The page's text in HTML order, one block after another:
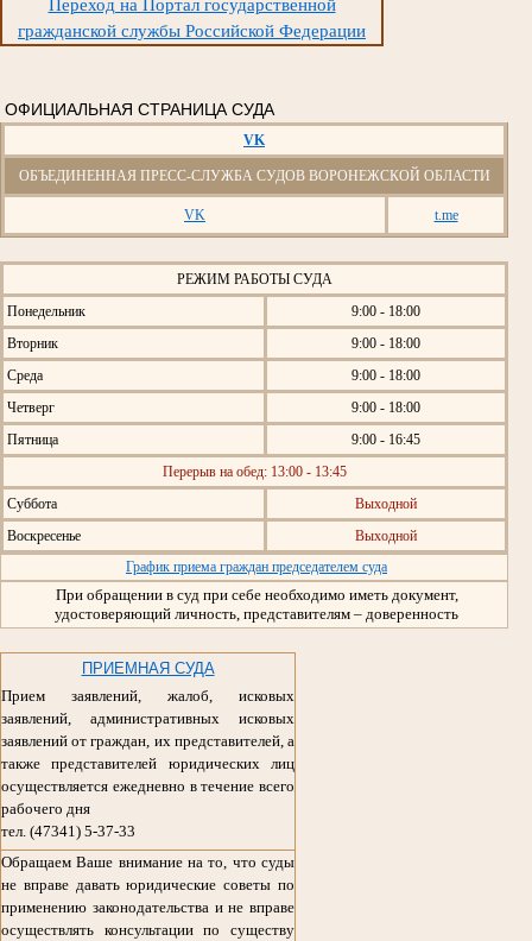
Переход на Портал государственной
гражданской службы Российской Федерации
ОФИЦИАЛЬНАЯ СТРАНИЦА СУДА
VK
ОБЪЕДИНЕННАЯ ПРЕСС-СЛУЖБА СУДОВ ВОРОНЕЖСКОЙ ОБЛАСТИ
VK t.me
РЕЖИМ РАБОТЫ СУДА
Понедельник
9:00 - 18:00
Вторник
9:00 - 18:00
Среда
9:00 - 18:00
Четверг
9:00 - 18:00
Пятница
9:00 - 16:45
Перерыв на обед: 13:00 - 13:45
Суббота
Выходной
Воскресенье
Выходной
График приема граждан председателем суда
При обращении в суд при себе необходимо иметь документ,
удостоверяющий личность, представителям – доверенность
ПРИЕМНАЯ СУДА
Прием заявлений, жалоб, исковых
заявлений, административных исковых
заявлений от граждан, их представителей, а
также представителей юридических лиц
осуществляется ежедневно в течение всего
рабочего дня
тел. (47341) 5-37-33
Обращаем Ваше внимание на то, что суды
не вправе давать юридические советы по
применению законодательства и не вправе
осуществлять консультации по существу